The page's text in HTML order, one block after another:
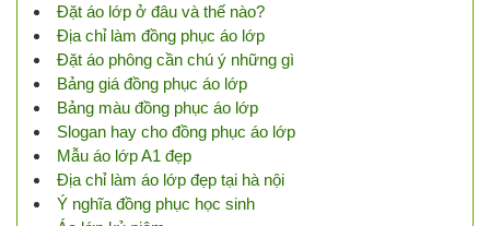
Đặt áo lớp ở đâu và thế nào?
Địa chỉ làm đồng phục áo lớp
Đặt áo phông cần chú ý những gì
Bảng giá đồng phục áo lớp
Bảng màu đồng phục áo lớp
Slogan hay cho đồng phục áo lớp
Mẫu áo lớp A1 đẹp
Địa chỉ làm áo lớp đẹp tại hà nội
Ý nghĩa đồng phục học sinh